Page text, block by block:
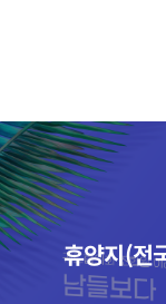
휴양지(전